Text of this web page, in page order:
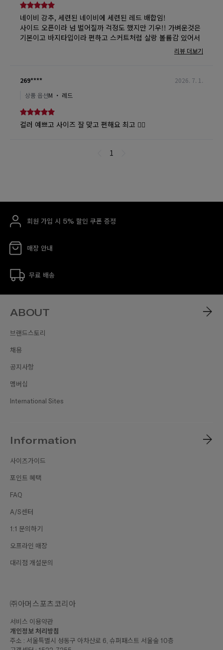
회원 가입 시 5% 할인 쿠폰 증정
매장 안내
무료 배송
ABOUT
브랜드스토리
채용
공지사항
멤버십
International Sites
Information
사이즈가이드
포인트 혜택
FAQ
A/S센터
1:1 문의하기
오프라인 매장
대리점 개설문의
㈜아머스포츠코리아
서비스 이용약관
개인정보 처리방침
주소 : 서울특별시 성동구 아차산로 6, 슈퍼패스트 서울숲 10층